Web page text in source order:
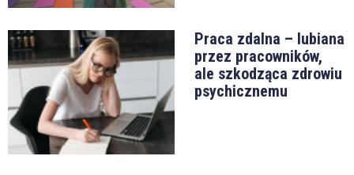
Praca zdalna – lubiana
przez pracowników,
ale szkodząca zdrowiu
psychicznemu